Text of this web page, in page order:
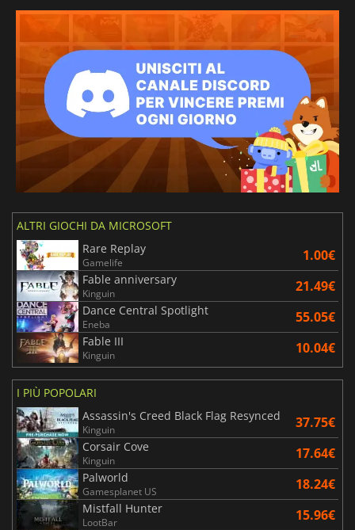
ALTRI GIOCHI DA MICROSOFT
Rare Replay
Gamelife 1.00€
Fable anniversary
Kinguin 21.49€
Dance Central Spotlight
Eneba 55.05€
Fable III
Kinguin 10.04€
I PIÙ POPOLARI
Assassin's Creed Black Flag Resynced
Kinguin 37.75€
Corsair Cove
Kinguin 17.64€
Palworld
Gamesplanet US 18.24€
Mistfall Hunter
LootBar 15.96€